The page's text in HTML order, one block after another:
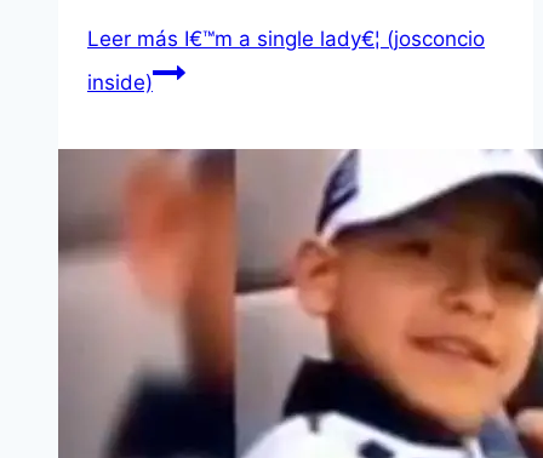
Leer más I€™m a single lady€¦ (josconcio
inside)